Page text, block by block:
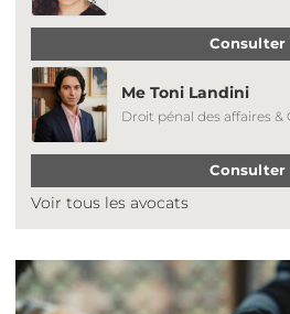
Consulter
Me Toni Landini
Droit pénal des affaires &
Consulter
Voir tous les avocats